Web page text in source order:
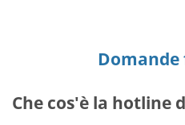
Che cos'è la hotline